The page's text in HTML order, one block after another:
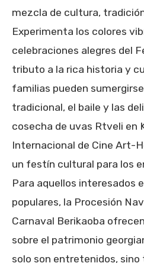
mezcla de cultura,
Experimenta los colores
celebraciones alegres del
tributo a la rica historia y
familias pueden
tradicional, el baile y las
cosecha de uvas Rtveli en
Internacional de Cine Art-
un festín cultural para los
Para aquellos interesados
populares, la Procesión
Carnaval Berikaoba
sobre el patrimonio
solo son entretenidos,